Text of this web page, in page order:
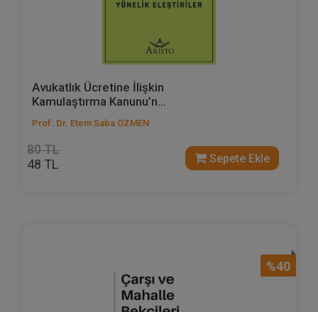
Avukatlık Ücretine İlişkin
Kamulaştırma Kanunu’n...
Prof. Dr. Etem Saba ÖZMEN
80 TL
48 TL Sepete Ekle
%40